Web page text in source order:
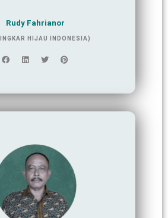
Rudy Fahrianor
HIJAU INDONESIA)